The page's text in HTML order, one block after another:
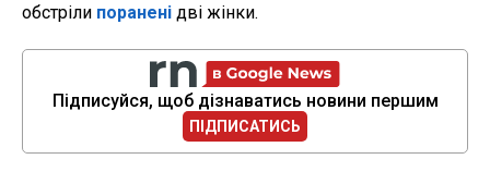
обстріли поранені дві жінки.
Підписуйся, щоб дізнаватись новини першим
ПІДПИСАТИСЬ